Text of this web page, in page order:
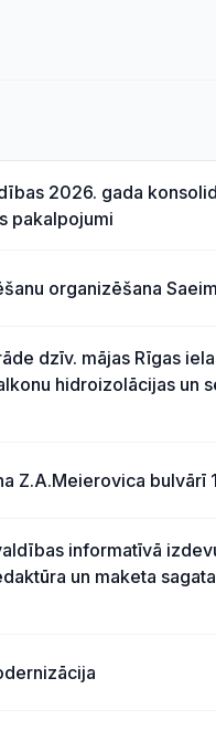
2026. gada
pakalpojumi
organizēšana
dzīv. mājas Rīgas
hidroizolācijas un
Z.A.Meierovica bulvārī
informatīvā
un maketa